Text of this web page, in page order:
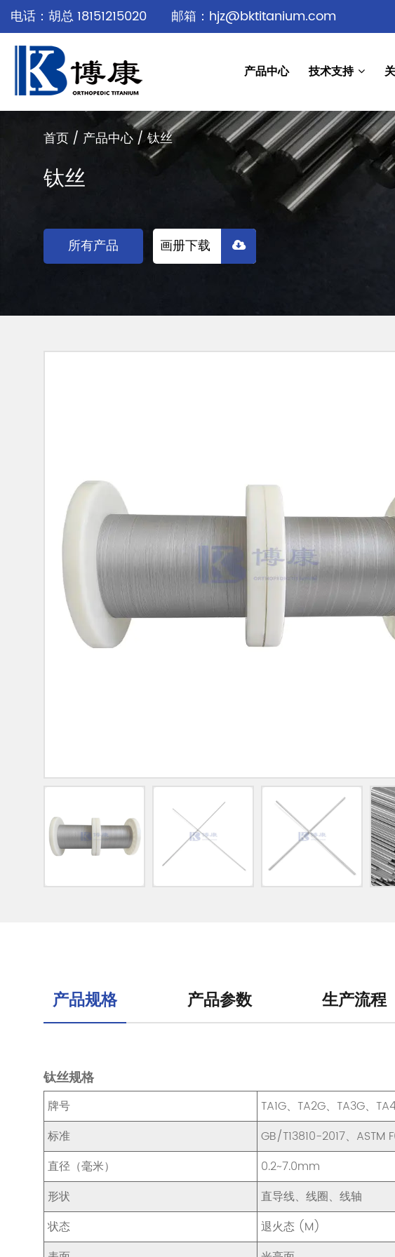
电话：胡总 18151215020 邮箱：hjz@bktitanium.com
产品中心 技术支持
首页 / 产品中心 /钛丝
钛丝
所有产品 画册下载
产品规格 产品参数 生产流程
钛丝规格
牌号
TA1G、TA2G、TA3G、
标准
GB/T13810-2017、ASTM
直径（毫米）
0.2~7.0mm
形状
直导线、线圈、线轴
状态
退火态 (M)